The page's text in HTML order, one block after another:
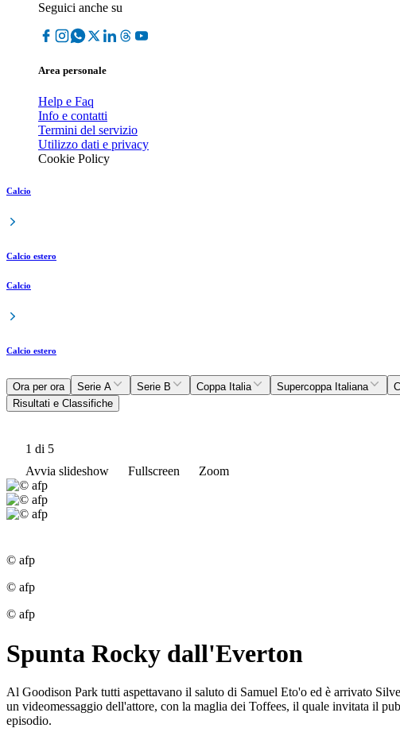
Seguici anche su
Area personale
Help e Faq
Info e contatti
Termini del servizio
Utilizzo dati e privacy
Cookie Policy
Calcio
Calcio estero
Calcio
Calcio estero
Ora per ora Serie A Serie B Coppa Italia Supercoppa Italiana
Risultati e Classifiche
1 di 5
Avvia slideshow
Fullscreen Zoom
© afp
© afp
© afp
Spunta Rocky dall'Everton
Al Goodison Park tutti aspettavano il saluto di Samuel Eto'o ed è arrivato
un videomessaggio dell'attore, con la maglia dei Toffees, il quale invitata il
episodio.